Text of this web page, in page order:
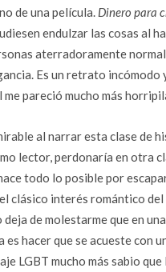
de una película. Dinero para
endulzar las cosas al
aterradoramente
Es un retrato
pareció mucho más
al narrar esta clase de
lector, perdonaría en otra
todo lo posible por
clásico interés romántico
deja de molestarme que en
hacer que se acueste con
LGBT mucho más sabio